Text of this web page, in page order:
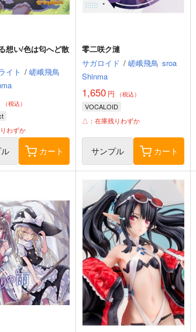
想い/色は匂へど散
イト / 嵯峨飛鳥
（税込）
わずか
カート
零二咲ク漣
サガロイド / 嵯峨飛鳥 sroa
Shinma
1,650 円 （税込）
VOCALOID
△：在庫残りわずか
サンプル カート